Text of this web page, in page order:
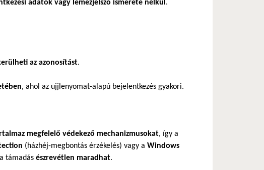
adatok vagy lemezjelszó ismerete nélkül.
az azonosítást.
, ahol az ujjlenyomat-alapú bejelentkezés gyakori.
megfelelő védekező mechanizmusokat, így a
(házhéj-megbontás érzékelés) vagy a Windows
támadás észrevétlen maradhat.